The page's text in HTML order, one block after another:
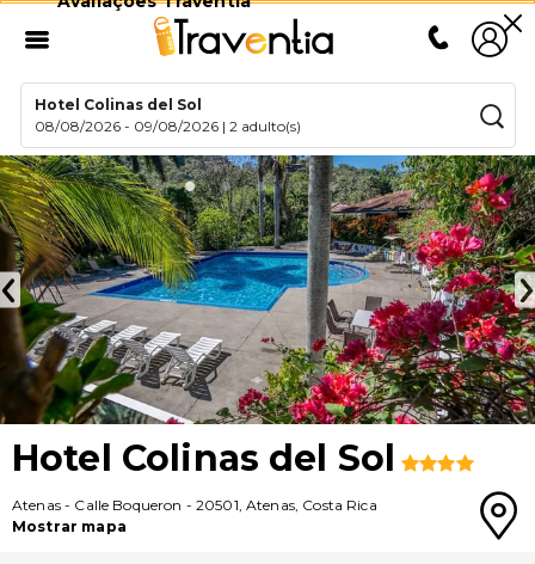
Hotel Colinas del Sol
08/08/2026 - 09/08/2026 |2 adulto(s)
Hotel Colinas del Sol
Atenas- Calle Boqueron - 20501, Atenas, Costa Rica
Mostrar mapa